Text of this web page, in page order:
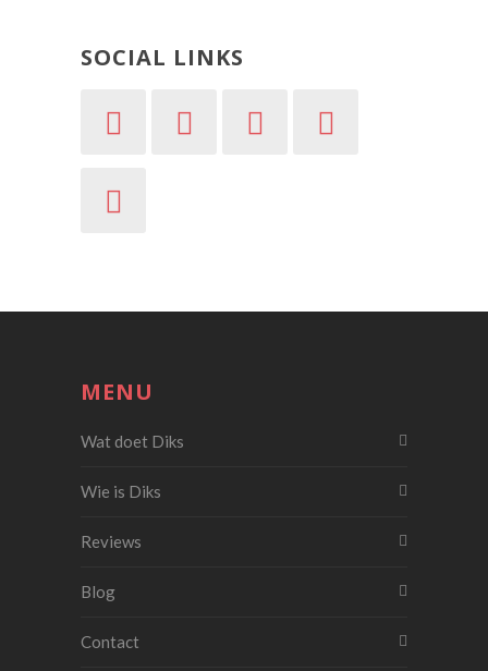
SOCIAL LINKS
MENU
Wat doet Diks
Wie is Diks
Reviews
Blog
Contact